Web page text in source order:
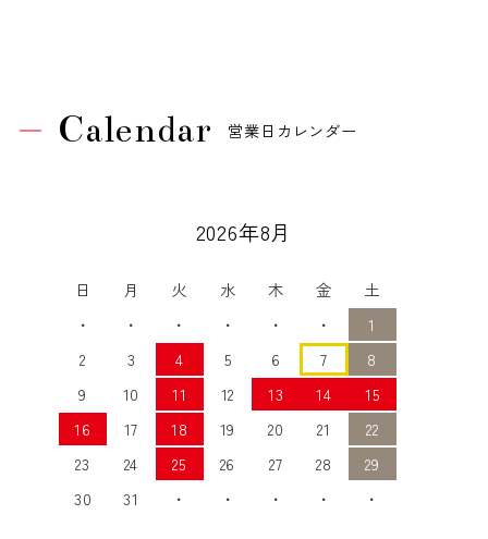
Calendar 営業日カレンダー
2026年8月
日 月 火 水 木 金
土
・
・ ・ ・ ・ ・
1
2
3 4 5 6 7
8
9
10 11 12 13 14
15
16
17 18 19 20 21
22
23
24 25 26 27 28
29
30
31 ・ ・ ・ ・ ・